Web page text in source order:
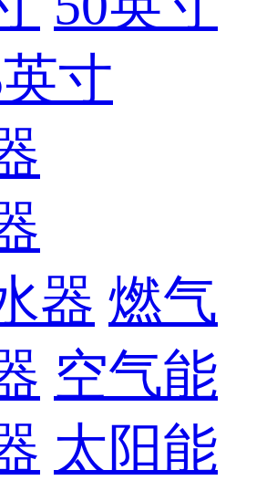
寸
器 燃气
空气能
太阳能